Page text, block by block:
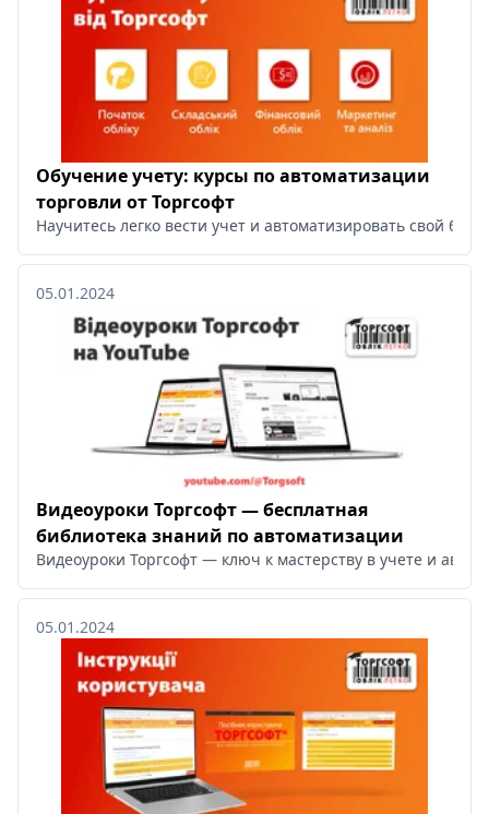
Обучение учету: курсы по автоматизации
торговли от Торгсофт
Научитесь легко вести учет и автоматизировать свой
05.01.2024
Видеоуроки Торгсофт — бесплатная
библиотека знаний по автоматизации
Видеоуроки Торгсофт — ключ к мастерству в учете и
05.01.2024